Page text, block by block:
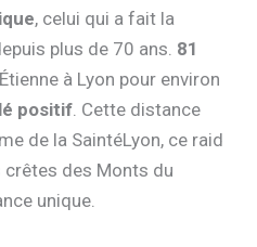
, celui qui a fait la
plus de 70 ans. 81
à Lyon pour environ
positif . Cette distance
de la SaintéLyon, ce raid
des Monts du
unique.